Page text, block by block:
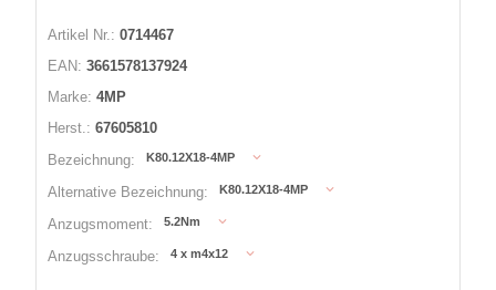
Artikel Nr.: 0714467
EAN: 3661578137924
Marke: 4MP
Herst.: 67605810
Bezeichnung:
K80.12X18-4MP
Alternative Bezeichnung: K80.12X18-4MP
Anzugsmoment: 5.2Nm
Anzugsschraube: 4 x m4x12